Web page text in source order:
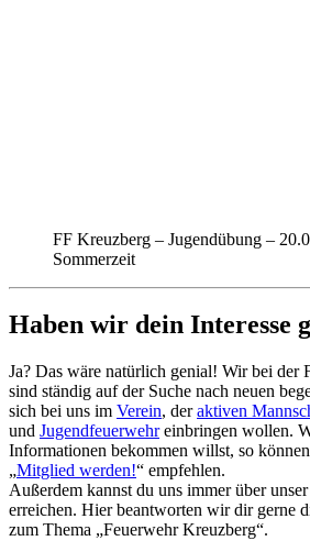
FF Kreuzberg – Jugendübung –
Sommerzeit
Haben wir dein Interesse
Ja? Das wäre natürlich genial! Wir bei der
sind ständig auf der Suche nach neuen
sich bei uns im Verein, deraktiven
und Jugendfeuerwehreinbringen wollen.
Informationen bekommen willst, so
„Mitglied werden!“ empfehlen.
Außerdem kannst du uns immer über unser
erreichen. Hier beantworten wir dir gerne
zum Thema „Feuerwehr Kreuzberg“.